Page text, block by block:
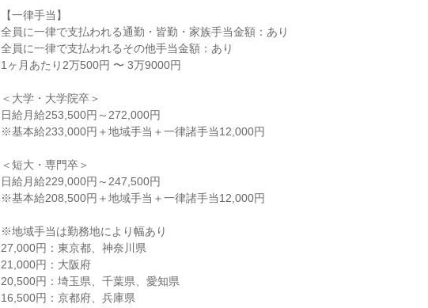
【一律手当】
全員に一律で支払われる通勤・皆勤・家族手当金額：あり
全員に一律で支払われるその他手当金額：あり
1ヶ月あたり2万500円 〜 3万9000円
＜大学・大学院卒＞
日給月給253,500円～272,000円
※基本給233,000円＋地域手当＋一律諸手当12,000円
＜短大・専門卒＞
日給月給229,000円～247,500円
※基本給208,500円＋地域手当＋一律諸手当12,000円
※地域手当は勤務地により幅あり
27,000円：東京都、神奈川県
21,000円：大阪府
20,500円：埼玉県、千葉県、愛知県
16,500円：京都府、兵庫県